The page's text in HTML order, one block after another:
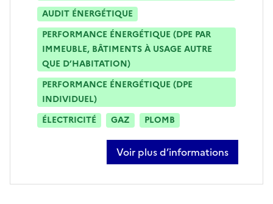
AUDIT ÉNERGÉTIQUE
PERFORMANCE ÉNERGÉTIQUE (DPE PAR
IMMEUBLE, BÂTIMENTS À USAGE AUTRE
QUE D’HABITATION)
PERFORMANCE ÉNERGÉTIQUE (DPE
INDIVIDUEL)
ÉLECTRICITÉ
GAZ PLOMB
Voir plus d’informations
sur khaled merghemi